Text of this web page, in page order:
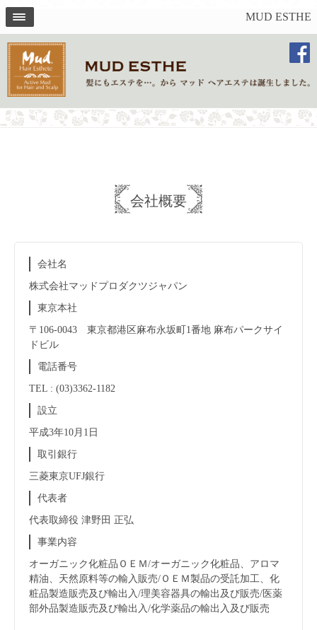
MUD ESTHE
会社概要
会社名
株式会社マッドプロダクツジャパン
東京本社
〒106-0043 東京都港区麻布永坂町1番地 麻布パークサイ
ドビル
電話番号
TEL : (03)3362-1182
設立
平成3年10月1日
取引銀行
三菱東京UFJ銀行
代表者
代表取締役 津野田 正弘
事業内容
オーガニック化粧品ＯＥＭ/オーガニック化粧品、アロマ
精油、天然原料等の輸入販売/ＯＥＭ製品の受託加工、化
粧品製造販売及び輸出入/理美容器具の輸出及び販売/医薬
部外品製造販売及び輸出入/化学薬品の輸出入及び販売